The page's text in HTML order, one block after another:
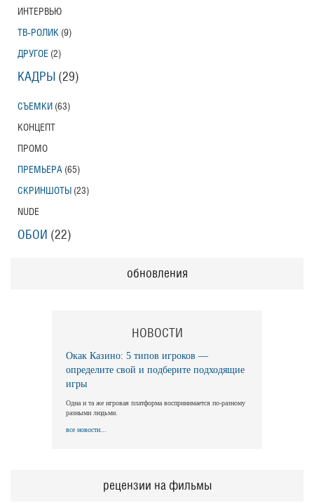
ИНТЕРВЬЮ
ТВ-РОЛИК (9)
ДРУГОЕ (2)
КАДРЫ (29)
СЪЕМКИ (63)
КОНЦЕПТ
ПРОМО
ПРЕМЬЕРА (65)
СКРИНШОТЫ (23)
NUDE
ОБОИ (22)
обновления
НОВОСТИ
Окак Казино: 5 типов игроков —
определите свой и подберите подходящие
игры
Одна и та же игровая платформа воспринимается по-разному
разными людьми.
все новости...
рецензии на фильмы